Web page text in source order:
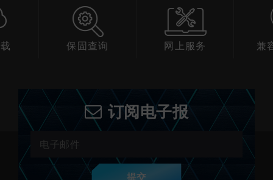
网上服务 兼容性查询
订阅电子报